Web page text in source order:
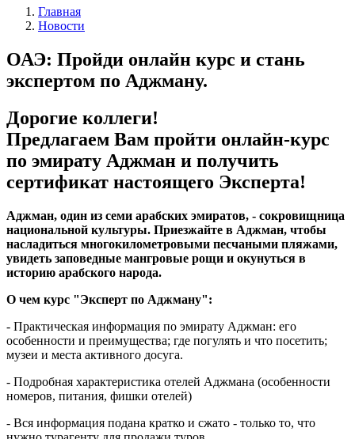
Главная
Новости
ОАЭ: Пройди онлайн курс и стань
экспертом по Аджману.
Дорогие коллеги!
Предлагаем Вам пройти онлайн-курс
по эмирату Аджман и получить
сертификат настоящего Эксперта!
Аджман, один из семи арабских эмиратов, - сокровищница
национальной культуры. Приезжайте в Аджман, чтобы
насладиться многокилометровыми песчаными пляжами,
увидеть заповедные мангровые рощи и окунуться в
историю арабского народа.
О чем курс "Эксперт по Аджману":
- Практическая информация по эмирату Аджман: его
особенности и преимущества; где погулять и что посетить;
музеи и места активного досуга.
- Подробная характеристика отелей Аджмана (особенности
номеров, питания, фишки отелей)
- Вся информация подана кратко и сжато - только то, что